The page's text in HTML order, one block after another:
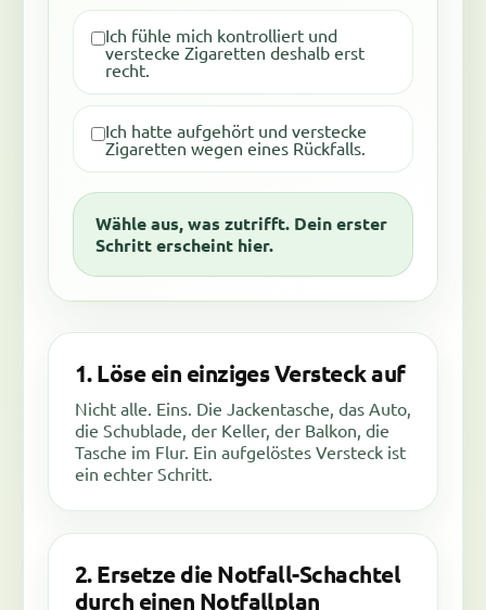
Ich fühle mich kontrolliert und
verstecke Zigaretten deshalb erst
recht.
Ich hatte aufgehört und verstecke
Zigaretten wegen eines Rückfalls.
Wähle aus, was zutrifft. Dein erster
Schritt erscheint hier.
1. Löse ein einziges Versteck auf
Nicht alle. Eins. Die Jackentasche, das Auto,
die Schublade, der Keller, der Balkon, die
Tasche im Flur. Ein aufgelöstes Versteck ist
ein echter Schritt.
2. Ersetze die Notfall-Schachtel
durch einen Notfallplan